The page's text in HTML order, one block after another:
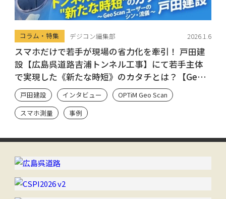
コラム・特集 デジコン編集部 2026.1.6
スマホだけで若手が現場の省力化を牽引！ 戸田建
設【広島呉道路吉浦トンネル工事】にて若手主体
で実現した《新たな時短》のカタチとは？【Geo
Scan ユーザーのシン・流儀】
戸田建設 インタビュー
OPTiM Geo Scan
スマホ測量
事例